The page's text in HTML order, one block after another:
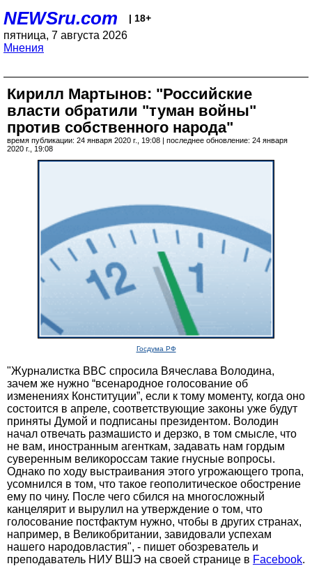
NEWSru.com | 18+
пятница, 7 августа 2026
Мнения
Кирилл Мартынов: "Российские
власти обратили "туман войны"
против собственного народа"
время публикации: 24 января 2020 г., 19:08 | последнее обновление: 24 января
2020 г., 19:08
Госдума РФ
"Журналистка BBC спросила Вячеслава Володина,‌
зачем же нужно “всенародное голосование об
изменениях Конституции”, если к тому моменту, когда оно
состоится в апреле, соответствующие законы уже будут
приняты Думой и подписаны президентом. Володин
начал отвечать размашисто и дерзко, в том смысле,‌ что
не вам, иностранным агенткам, задавать нам гордым
суверенным великороссам такие гнусные вопросы.
Однако по ходу выстраивания этого угрожающего тропа,
усомнился в том,‌ что такое геополитическое обострение
ему по чину. После чего сбился на многосложный
канцелярит и вырулил на утверждение о том,‌ что
голосование постфактум нужно,‌ чтобы в других странах,
например,‌ в Великобритании,‌ завидовали успехам
нашего народовластия", - пишет обозреватель и
преподаватель НИУ ВШЭ на своей странице в Facebook.